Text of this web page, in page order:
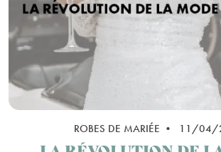
ROBES DE MARIÉE • 11/